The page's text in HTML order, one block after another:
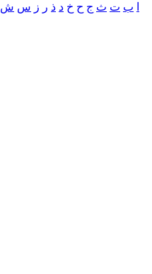
ب ت ث ج ح خ د ذ ر ز س ش